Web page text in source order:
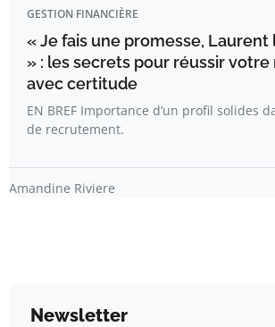
GESTION FINANCIÈRE
« Je fais une promesse,
» : les secrets pour réussir
avec certitude
EN BREF Importance d’un profil solides
de recrutement.
Amandine Riviere
Newsletter